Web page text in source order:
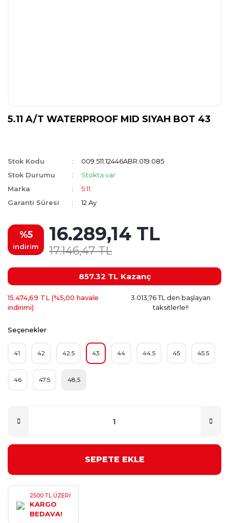
5.11 A/T WATERPROOF MID SIYAH BOT 43
Stok Kodu
009.511.12446ABR.019.085
Stok Durumu
Stokta var
Marka
5.11
Garanti Süresi
12 Ay
%5
indirim
16.289,14 TL
17.146,47 TL
857.32 TL Kazanç
15.474,69 TL (%5,00 havale
indirimi)
3.013,76 TL den başlayan
taksitlerle!!
Seçenekler
41 42 42.5 43 44 44.5 45 45.5
46 47.5 48,5
SEPETE EKLE
2500 TL ÜZERİ
KARGO
BEDAVA!